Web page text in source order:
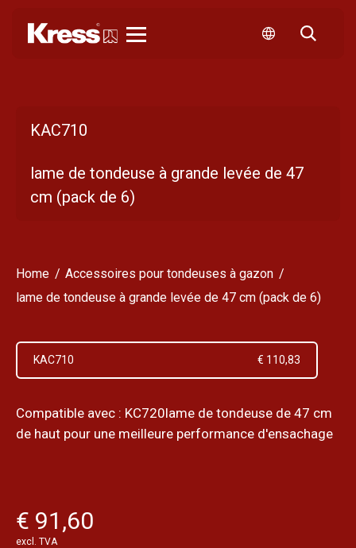
KAC710
lame de tondeuse à grande levée de 47
cm (pack de 6)
Home
Accessoires pour tondeuses à gazon
lame de tondeuse à grande levée de 47 cm (pack de 6)
KAC710 € 110,83
Compatible avec : KC720lame de tondeuse de 47 cm
de haut pour une meilleure performance d'ensachage
€ 91,60
excl. TVA